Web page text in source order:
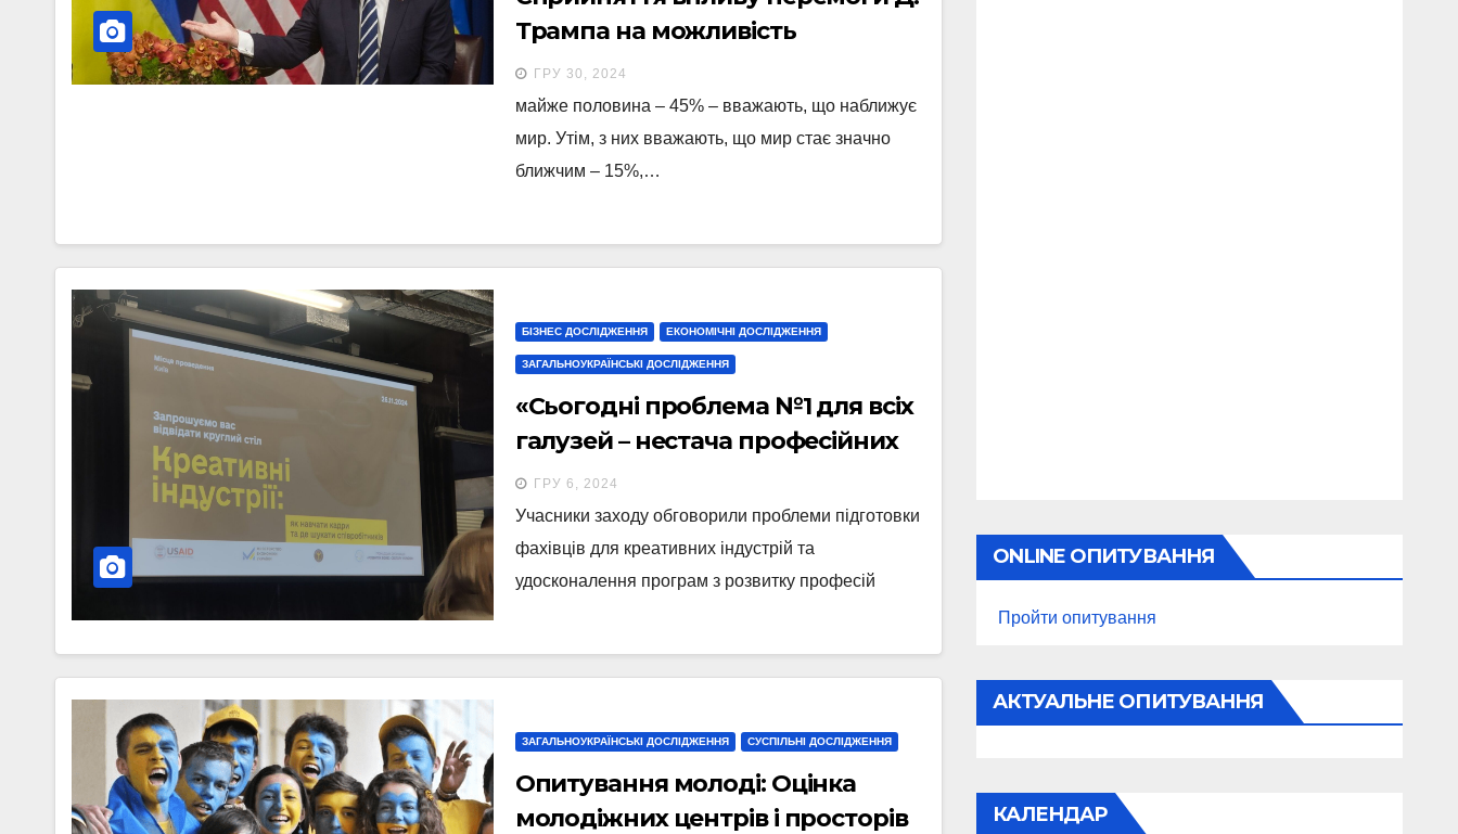
Трампа на можливість
досягнення миру у війні Росії
проти України
ГРУ 30, 2024
майже половина – 45% – вважають, що наближує
мир. Утім, з них вважають, що мир стає значно
ближчим – 15%,…
БІЗНЕС ДОСЛІДЖЕННЯ ЕКОНОМІЧНІ ДОСЛІДЖЕННЯ
ЗАГАЛЬНОУКРАЇНСЬКІ ДОСЛІДЖЕННЯ
«Сьогодні проблема №1 для всіх
галузей – нестача професійних
кадрів.», – міністерка економіки
України на обговоренні
креативних індустрій.
ГРУ 6, 2024
Учасники заходу обговорили проблеми підготовки
фахівців для креативних індустрій та
удосконалення програм з розвитку професій
ЗАГАЛЬНОУКРАЇНСЬКІ ДОСЛІДЖЕННЯ СУСПІЛЬНІ ДОСЛІДЖЕННЯ
Опитування молоді: Оцінка
молодіжних центрів і просторів
ONLINE ОПИТУВАННЯ
Пройти опитування
АКТУАЛЬНЕ ОПИТУВАННЯ
КАЛЕНДАР